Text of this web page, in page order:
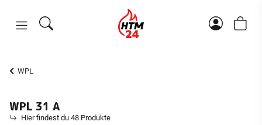
WPL
WPL 31 A
Hier findest du 48 Produkte